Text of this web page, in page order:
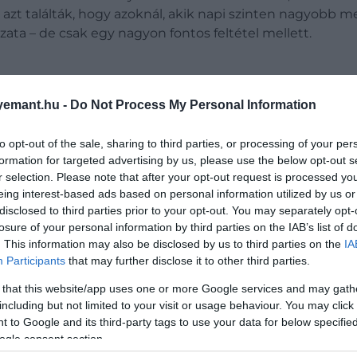
- Do Not Process My Personal Information
opt-out of the sale, sharing to third parties, or processing of your
for targeted advertising by us, please use the below opt-out
selection. Please note that after your opt-out request is processed
interest-based ads based on personal information utilized by us
to third parties prior to your opt-out. You may separately
of your personal information by third parties on the IAB’s list of
This information may also be disclosed by us to third parties on the
Participants that may further disclose it to other third parties.
that this website/app uses one or more Google services and may
but not limited to your visit or usage behaviour. You may
to Google and its third-party tags to use your data for below
consent section.
találták, hogy azoknál, akik napi szinten nagyobb
– de csak egy nagyon fontos feltétel mellett.
Magánkórház neurológusa válaszol!
meg, akiknél nem volt ismert genetikai hajlam az
nagyjából 13–17 százalékkal alacsonyabb
nem lehetett kimutatni. Hasonló mintázat
16–24 százalékkal alacsonyabb
a sovány tej, sem az erjesztett vagy nem
ajánlások évtizedek óta a zsírszegény
az utóbbi években árnyaltabbá vált. Több